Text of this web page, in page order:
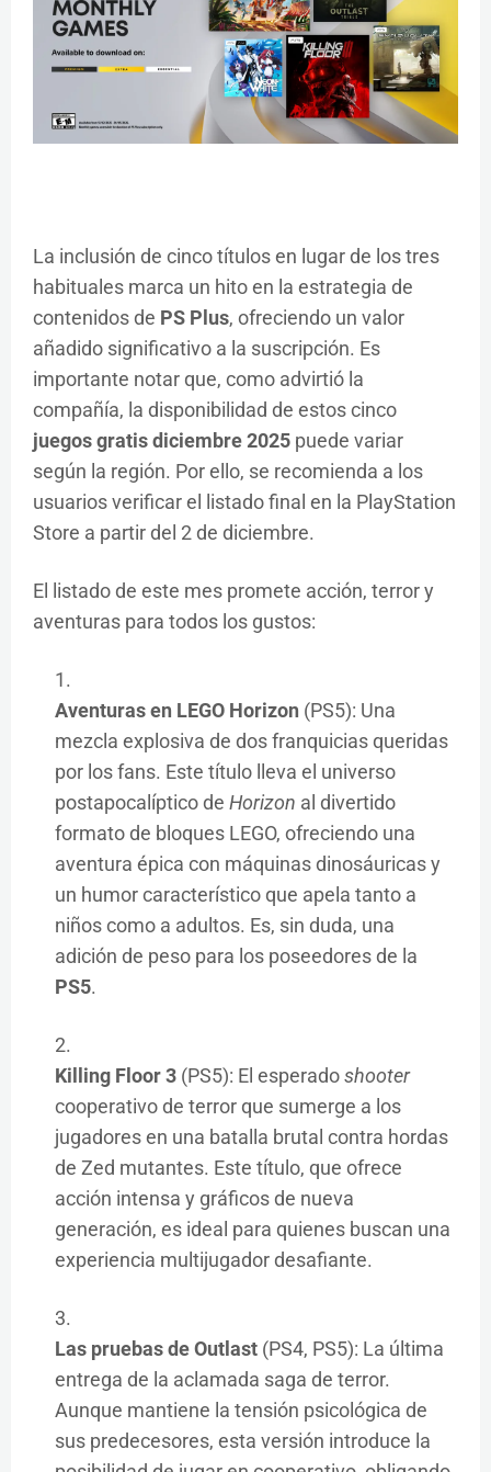
La inclusión de cinco títulos en lugar de los tres
habituales marca un hito en la estrategia de
contenidos de PS Plus, ofreciendo un valor
añadido significativo a la suscripción. Es
importante notar que, como advirtió la
compañía, la disponibilidad de estos cinco
juegos gratis diciembre 2025 puede variar
según la región. Por ello, se recomienda a los
usuarios verificar el listado final en la PlayStation
Store a partir del 2 de diciembre.
El listado de este mes promete acción, terror y
aventuras para todos los gustos:
Aventuras en LEGO Horizon (PS5): Una
mezcla explosiva de dos franquicias queridas
por los fans. Este título lleva el universo
postapocalíptico de Horizon al divertido
formato de bloques LEGO, ofreciendo una
aventura épica con máquinas dinosáuricas y
un humor característico que apela tanto a
niños como a adultos. Es, sin duda, una
adición de peso para los poseedores de la
PS5.
Killing Floor 3 (PS5): El esperadoshooter
cooperativo de terror que sumerge a los
jugadores en una batalla brutal contra hordas
de Zed mutantes. Este título, que ofrece
acción intensa y gráficos de nueva
generación, es ideal para quienes buscan una
experiencia multijugador desafiante.
Las pruebas de Outlast (PS4, PS5): La última
entrega de la aclamada saga de terror.
Aunque mantiene la tensión psicológica de
sus predecesores, esta versión introduce la